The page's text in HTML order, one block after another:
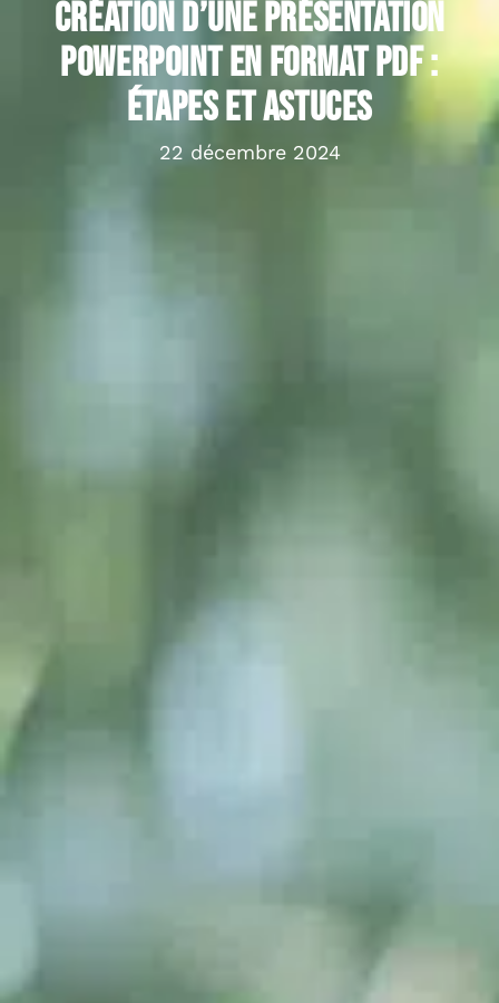
Création d’une présentation
PowerPoint en format PDF :
étapes et astuces
22 décembre 2024